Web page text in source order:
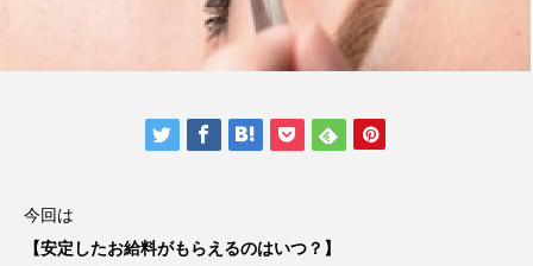
今回は
【安定したお給料がもらえるのはいつ？】